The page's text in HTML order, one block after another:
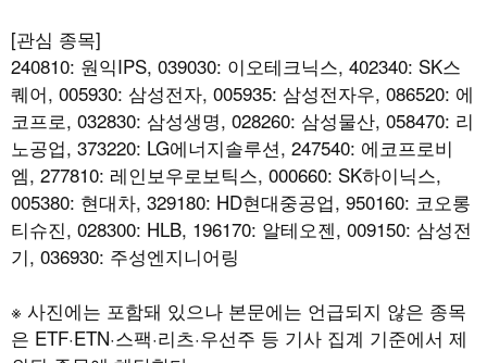
[관심 종목]
240810: 원익IPS, 039030: 이오테크닉스, 402340: SK스
퀘어, 005930: 삼성전자, 005935: 삼성전자우, 086520: 에
코프로, 032830: 삼성생명, 028260: 삼성물산, 058470: 리
노공업, 373220: LG에너지솔루션, 247540: 에코프로비
엠, 277810: 레인보우로보틱스, 000660: SK하이닉스,
005380: 현대차, 329180: HD현대중공업, 950160: 코오롱
티슈진, 028300: HLB, 196170: 알테오젠, 009150: 삼성전
기, 036930: 주성엔지니어링
※ 사진에는 포함돼 있으나 본문에는 언급되지 않은 종목
은 ETF·ETN·스팩·리츠·우선주 등 기사 집계 기준에서 제